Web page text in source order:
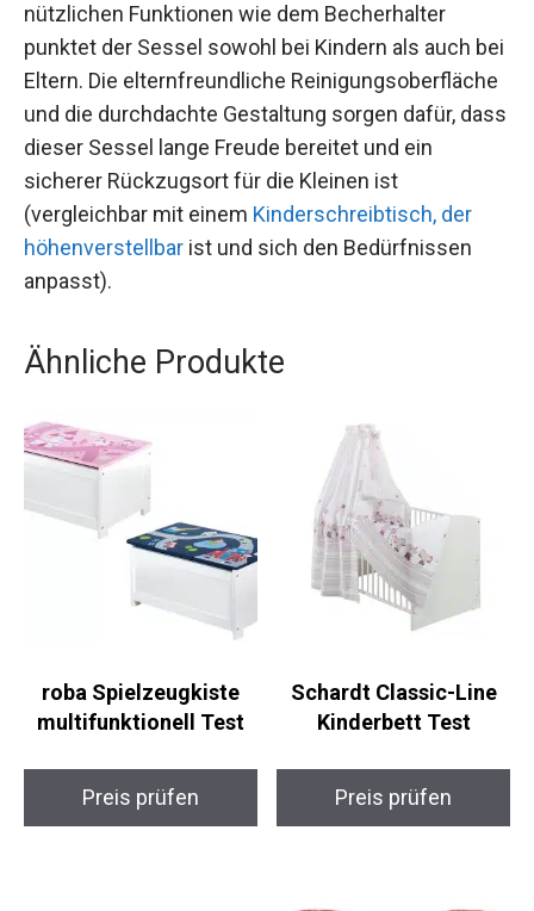
nützlichen Funktionen wie dem Becherhalter
punktet der Sessel sowohl bei Kindern als auch bei
Eltern. Die elternfreundliche Reinigungsoberfläche
und die durchdachte Gestaltung sorgen dafür, dass
dieser Sessel lange Freude bereitet und ein
sicherer Rückzugsort für die Kleinen ist
(vergleichbar mit einem Kinderschreibtisch, der
höhenverstellbar ist und sich den Bedürfnissen
anpasst).
Ähnliche Produkte
roba Spielzeugkiste
multifunktionell Test
Preis prüfen
Schardt Classic-Line
Kinderbett Test
Preis prüfen